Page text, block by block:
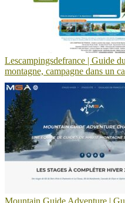
Lescampingsdefrance | Guide
montagne, campagne dans un
Mountain Guide Adventure |